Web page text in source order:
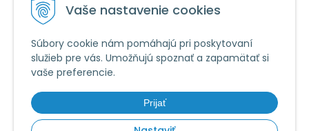
Vaše nastavenie cookies
Súbory cookie nám pomáhajú pri poskytovaní
služieb pre vás. Umožňujú spoznať a zapamätať si
vaše preferencie.
Prijať
VŠETKO O NÁKUPE
Používanie cookies
Obchodné podmienky